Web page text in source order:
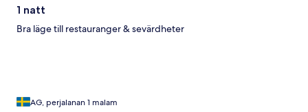
1 natt
Bra läge till restauranger & sevärdheter
AG, perjalanan 1 malam